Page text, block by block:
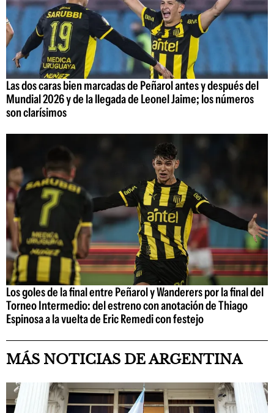
Las dos caras bien marcadas de Peñarol antes y después del
Mundial 2026 y de la llegada de Leonel Jaime; los números
son clarísimos
Los goles de la final entre Peñarol y Wanderers por la final del
Torneo Intermedio: del estreno con anotación de Thiago
Espinosa a la vuelta de Eric Remedi con festejo
MÁS NOTICIAS DE ARGENTINA